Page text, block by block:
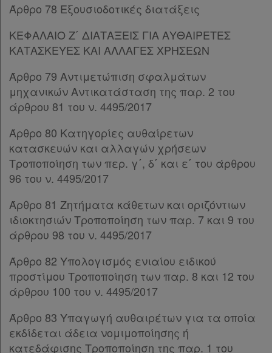
Παρ.1
Παρ.3
Άρθρο 140 [-]
Παρ.1
Παρ.2
Παρ.3
Άρθρο 141
Άρθρο 142 [-]
Παρ.1
Παρ.2
Παρ.3
Άρθρο 144
Άρθρο 145
Άρθρο 146 [-]
Παρ.2
Παρ.3
Άρθρο 147
Άρθρο 148
Άρθρο 148Α
Άρθρο 149 [-]
Άρθρο 78 Εξουσιοδοτικές διατάξεις
ΚΕΦΑΛΑΙΟ Ζ΄ ΔΙΑΤΑΞΕΙΣ ΓΙΑ ΑΥΘΑΙΡΕΤΕΣ
ΚΑΤΑΣΚΕΥΕΣ ΚΑΙ ΑΛΛΑΓΕΣ ΧΡΗΣΕΩΝ
Άρθρο 79 Αντιμετώπιση σφαλμάτων
μηχανικών Αντικατάσταση της παρ. 2 του
άρθρου 81 του ν. 4495/2017
Άρθρο 80 Κατηγορίες αυθαίρετων
κατασκευών και αλλαγών χρήσεων
Τροποποίηση των περ. γ΄, δ΄ και ε΄ του άρθρου
96 του ν. 4495/2017
Άρθρο 81 Ζητήματα κάθετων και οριζόντιων
ιδιοκτησιών Τροποποίηση των παρ. 7 και 9 του
άρθρου 98 του ν. 4495/2017
Άρθρο 82 Υπολογισμός ενιαίου ειδικού
προστίμου Τροποποίηση των παρ. 8 και 12 του
άρθρου 100 του ν. 4495/2017
Άρθρο 83 Υπαγωγή αυθαιρέτων για τα οποία
εκδίδεται άδεια νομιμοποίησης ή
κατεδάφισης Τροποποίηση της παρ. 1 του